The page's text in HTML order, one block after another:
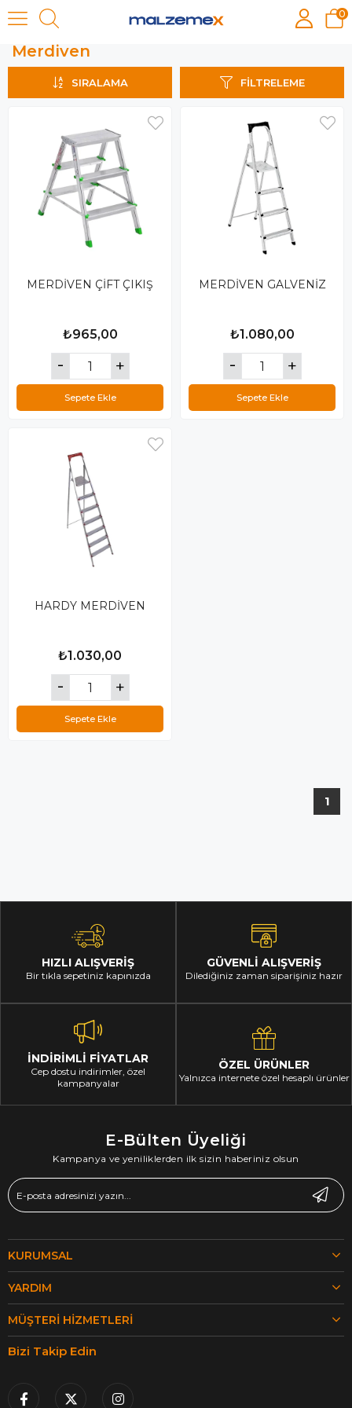
0
Merdiven
Merdiven
FILTRELEME
SIRALAMA
MERDİVEN ÇİFT ÇIKIŞ
₺965,00
Sepete Ekle
MERDİVEN GALVENİZ
₺1.080,00
Sepete Ekle
HARDY MERDİVEN
₺1.030,00
Sepete Ekle
1
HIZLI ALIŞVERİŞ
Bir tıkla sepetiniz kapınızda
GÜVENLİ ALIŞVERİŞ
Dilediğiniz zaman siparişiniz hazır
İNDİRİMLİ FİYATLAR
Cep dostu indirimler, özel
kampanyalar
ÖZEL ÜRÜNLER
Yalnızca internete özel hesaplı ürünler
E-Bülten Üyeliği
Kampanya ve yeniliklerden ilk sizin haberiniz olsun
KURUMSAL
YARDIM
MÜŞTERI HIZMETLERI
Bizi Takip Edin